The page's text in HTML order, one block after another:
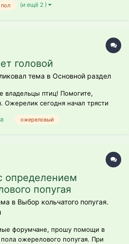
пол (и ещё 2 )
головой
тема в Основной раздел
птиц! Помогите,
Ожерелик сегодня начал трясти
пëрышки распушены, без
ожереловый
попугая
в Выбор кольчатого попугая.
форумчане, прошу помощи в
ожерелового попугая. При